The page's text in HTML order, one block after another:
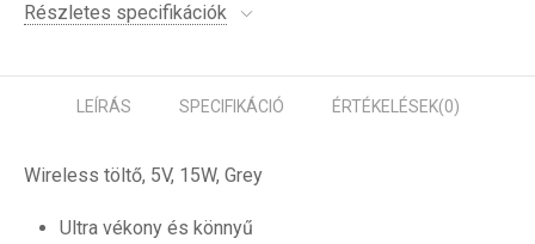
Részletes specifikációk
LEÍRÁS SPECIFIKÁCIÓ ÉRTÉKELÉSEK(0)
Wireless töltő, 5V, 15W, Grey
Ultra vékony és könnyű